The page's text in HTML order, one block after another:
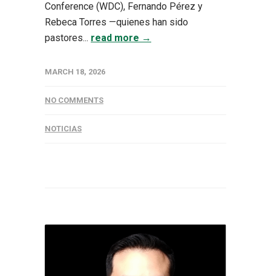
Conference (WDC), Fernando Pérez y
Rebeca Torres —quienes han sido
pastores... read more →
MARCH 18, 2026
NO COMMENTS
NOTICIAS